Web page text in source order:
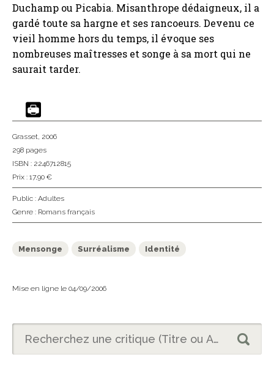
Duchamp ou Picabia. Misanthrope dédaigneux, il a
gardé toute sa hargne et ses rancoeurs. Devenu ce
vieil homme hors du temps, il évoque ses
nombreuses maîtresses et songe à sa mort qui ne
saurait tarder.
Grasset, 2006
298 pages
ISBN : 2246712815
Prix : 17,90 €
Public : Adultes
Genre : Romans français
Mensonge Surréalisme Identité
Mise en ligne le 04/09/2006